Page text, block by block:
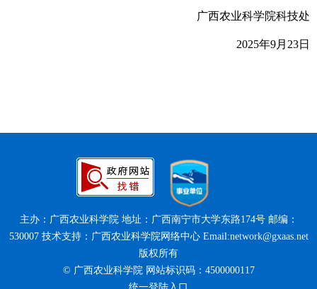
广西农业科学院科技处
2025年9月23日
主办：广西农业科学院 地址：广西南宁市大学东路174号 邮编：
530007 技术支持：广西农业科学院网络中心 Email:network@gxaas.net
版权所有
© 广西农业科学院 网站标识码：4500000117